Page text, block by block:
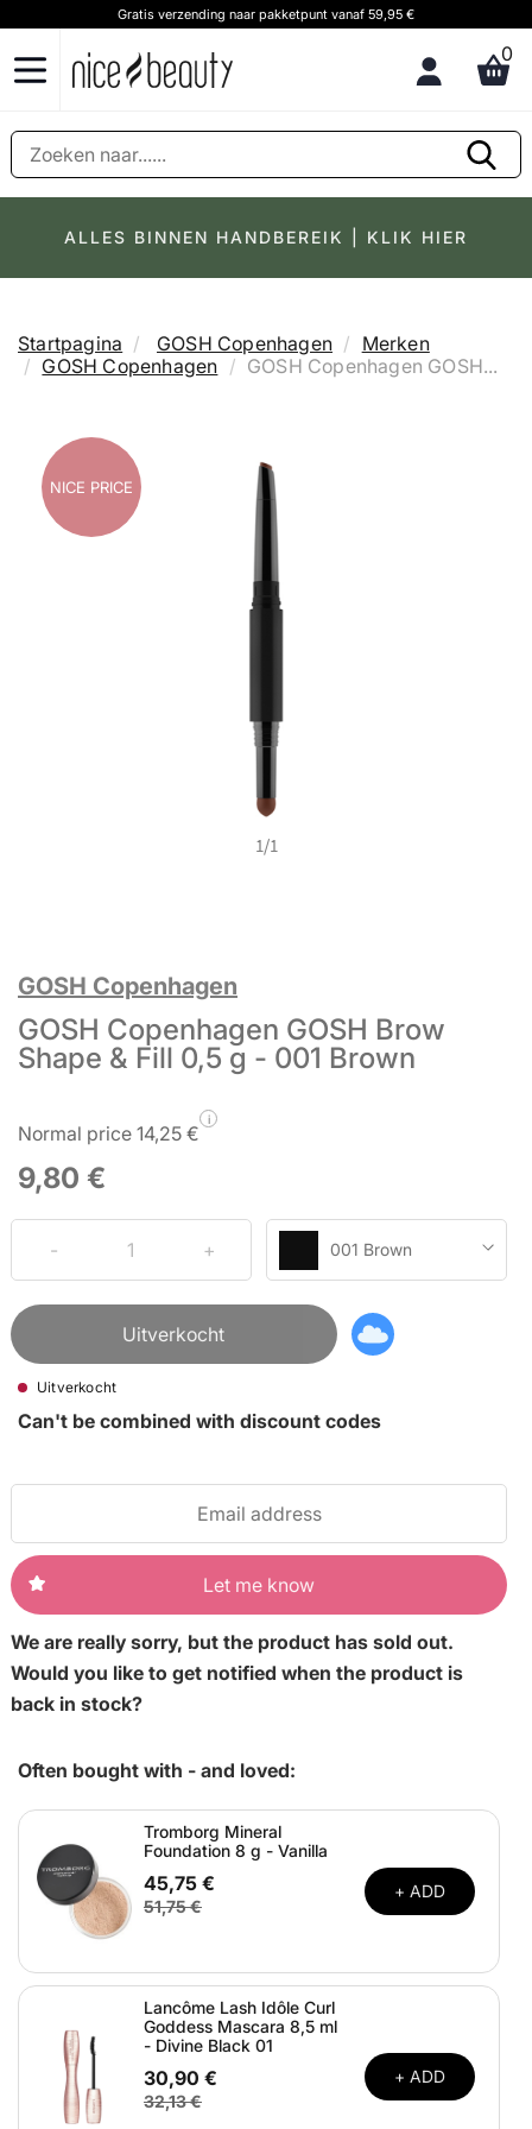
Klantenservice & advies Bel ons op (+31) 20 891 0380
0
ALLES BINNEN HANDBEREIK | KLIK HIER
Startpagina GOSH Copenhagen
Merken
GOSH Copenhagen
GOSH Copenhagen GOSH...
NICE PRICE
1/1
GOSH Copenhagen
GOSH Copenhagen GOSH Brow
Shape & Fill 0,5 g - 001 Brown
Normal price 14,25 €
i
9,80 €
001 Brown
Uitverkocht
Uitverkocht
Can't be combined with discount codes
Let me know
We are really sorry, but the product has sold out.
Would you like to get notified when the product is
back in stock?
Often bought with - and loved:
Tromborg Mineral
Foundation 8 g - Vanilla
45,75 €
51,75 €
+ ADD
Lancôme Lash Idôle Curl
Goddess Mascara 8,5 ml
- Divine Black 01
30,90 €
32,13 €
+ ADD